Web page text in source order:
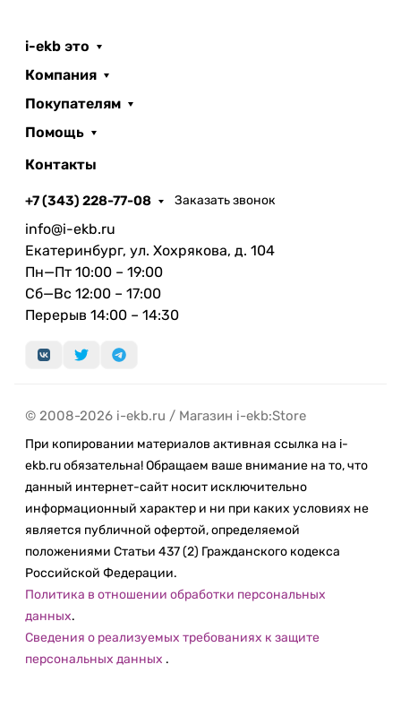
i-ekb это
Компания
Покупателям
Помощь
Контакты
+7 (343) 228-77-08 Заказать звонок
info@i-ekb.ru
Екатеринбург, ул. Хохрякова, д. 104
Пн—Пт 10:00 – 19:00
Сб—Вс 12:00 – 17:00
Перерыв 14:00 – 14:30
© 2008-2026 i-ekb.ru / Магазин i-ekb:Store
При копировании материалов активная ссылка на i-
ekb.ru обязательна! Обращаем ваше внимание на то, что
данный интернет-сайт носит исключительно
информационный характер и ни при каких условиях не
является публичной офертой, определяемой
положениями Статьи 437 (2) Гражданского кодекса
Российской Федерации.
Политика в отношении обработки персональных
данных.
Сведения о реализуемых требованиях к защите
персональных данных .